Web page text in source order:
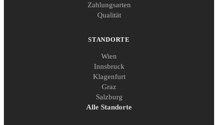
Zahlungsarten
Qualität
STANDORTE
Wien
Innsbruck
Klagenfurt
Graz
Salzburg
Alle Standorte